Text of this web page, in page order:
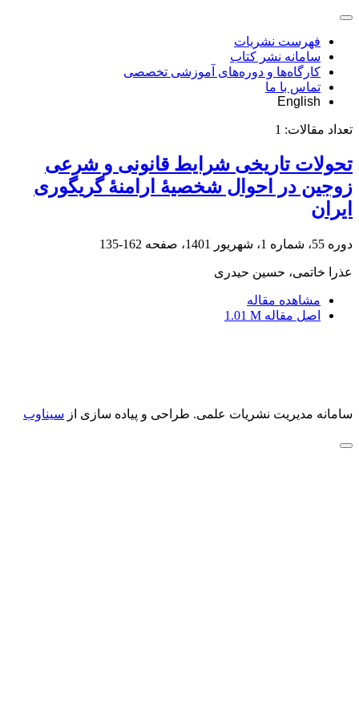
فهرست نشریات
سامانه نشر کتاب
کارگاه‌ها و دوره‌های آموزشی تخصصی
تماس با ما
English
تعداد مقالات: 1
تحولات تاریخی شرایط قانونی و شرعی
زوجین در احوال شخصیۀ ارامنۀ گریگوری
ایران
دوره 55، شماره 1، شهریور 1401، صفحه 162-135
عذرا خاتمی، حسین حیدری
مشاهده مقاله
اصل مقاله 1.01 M
سامانه مدیریت نشریات علمی. طراحی و پیاده سازی از سیناوب